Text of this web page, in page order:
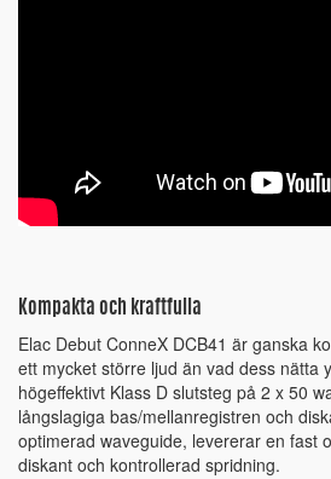
Kompakta och kraftfulla
Elac Debut ConneX DCB41 är ganska
ett mycket större ljud än vad dess nätta
högeffektivt Klass D slutsteg på 2 x 50
långslagiga bas/mellanregistren och
optimerad waveguide, levererar en fast
diskant och kontrollerad spridning.